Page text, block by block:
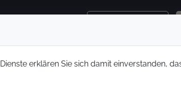
erklären Sie sich damit einverstanden,